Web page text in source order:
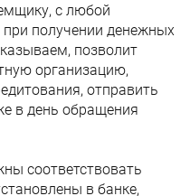
с любой
получении денежных
позволит
организацию,
отправить
в день обращения
соответствовать
в банке,